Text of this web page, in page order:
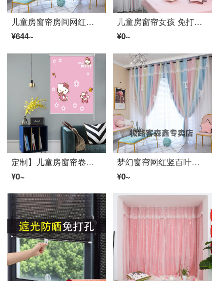
儿童房窗帘房间网红公主风卧室梦幻帘飘窗遮光儿童房女孩リビングルームカーテン2021年新款 公主粉 绣花款 (加厚高精密) 每米定制(挂钩款)
¥644~
儿童房窗帘女孩 免打孔遮光2021年新款儿童房间网红女孩流行遮光客厅飘窗公主风窗帘卧室ins 莫兰迪粉灰(加厚高紧密) 备注高度可改短 每米定制(挂钩款)
¥0~
定制】儿童房窗帘卷帘男孩免打孔动漫儿童卡通画女孩卧室房间阳台升降式遮阳帘 粉红色 图13
¥0~
梦幻窗帘网红竖百叶梦幻窗帘透光不透人レース帘房间网红公主风卧室梦幻帘飘窗遮光儿童房女孩リビングルームカーテン2021年 公主粉 绣花款 (加厚高精密) 每米定制(挂钩款)
¥0~